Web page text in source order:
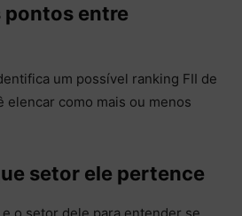
pontos entre
um possível ranking FII de
elencar como mais ou menos
setor ele pertence